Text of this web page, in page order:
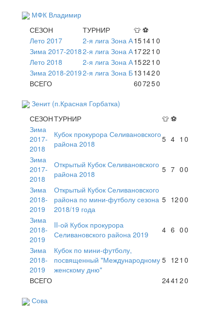
МФК Владимир
СЕЗОН
ТУРНИР 👕 ⚽
Лето 2017
2-я лига Зона А15141 0
Зима 2017-20182-я лига Зона А1722 1 0
Лето 2018
2-я лига Зона А1522 1 0
Зима 2018-20192-я лига Зона Б13 1420
ВСЕГО
607250
Зенит (п.Красная Горбатка)
СЕЗОНТУРНИР 👕 ⚽
Зима
2017-
2018
Кубок прокурора Селивановского
района 2018
5 4 1 0
Зима
2017-
2018
Открытый Кубок Селивановского
района 2018
5 7 00
Зима
2018-
2019
Открытый Кубок Селивановского
района по мини-футболу сезона
2018/19 года
5 1200
Зима
2018-
2019
II-ой Кубок прокурора
Селивановского района 2019
4 6 00
Зима
2018-
2019
Кубок по мини-футболу,
посвященный "Международному
женскому дню"
5 12 1 0
ВСЕГО 2441 20
Сова